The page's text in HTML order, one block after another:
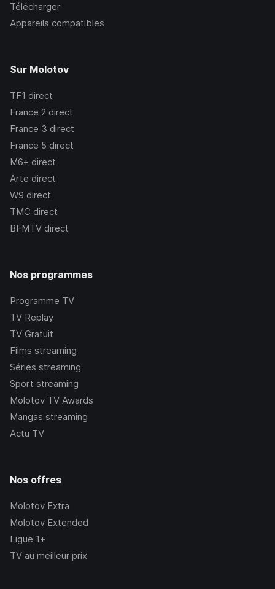
Télécharger
Appareils compatibles
Sur Molotov
TF1 direct
France 2 direct
France 3 direct
France 5 direct
M6+ direct
Arte direct
W9 direct
TMC direct
BFMTV direct
Nos programmes
Programme TV
TV Replay
TV Gratuit
Films streaming
Séries streaming
Sport streaming
Molotov TV Awards
Mangas streaming
Actu TV
Nos offres
Molotov Extra
Molotov Extended
Ligue 1+
TV au meilleur prix